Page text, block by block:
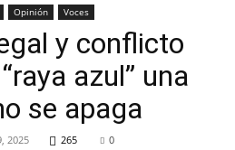
Opinión Voces
y conflicto
azul” una
se apaga
2025 265 0